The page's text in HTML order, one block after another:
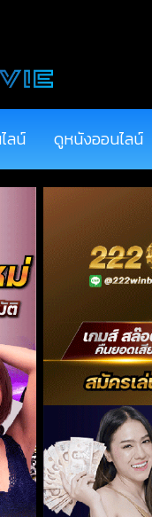
ลน์ ดูหนังออนไลน์